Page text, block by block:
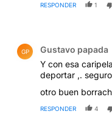
RESPONDER 1
GP Gustavo papada
Y con esa
deportar ,.
otro buen
RESPONDER 4